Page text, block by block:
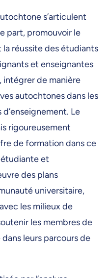
s’articulent
part, promouvoir le
la réussite des étudiants
et enseignantes
intégrer de manière
autochtones dans les
Le
rigoureusement
de formation dans ce
et
des plans
universitaire,
les milieux de
les membres de
leurs parcours de